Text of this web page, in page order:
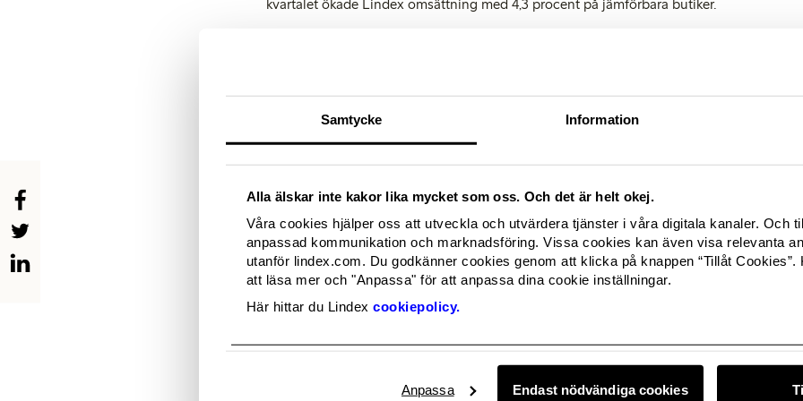
Samtycke Information
Alla älskar inte kakor lika mycket som oss. Och det är helt okej.
Våra cookies hjälper oss att utveckla och utvärdera tjänster i våra digitala kanaler. Och
anpassad kommunikation och marknadsföring. Vissa cookies kan även visa relevanta
utanför lindex.com. Du godkänner cookies genom att klicka på knappen “Tillåt Cookies”.
att läsa mer och "Anpassa" för att anpassa dina cookie inställningar.
Här hittar du Lindex cookiepolicy.
Endast nödvändiga cookies
Anpassa
kvartalet ökade Lindex omsättning med 4,3 procent på jämförbara butiker.
kvitto på att våra kunder uppskattar Lindex
prisvärda mode. Det är riktigt kul att se att våra
tydliggöra våra modekoncept och kollektioner samt
Lindex varumärke visar resultat, säger VD Ingvar
Lindex damsortiment stod för den största försäljningsökningen och Lindex tog
nordiska länderna. Modeföretaget visar en stärkt marginal med en ökad andel
fortsatt god kostnadskontroll.
”Hos oss är kunden alltid i fokus och ska känna sig välkommen, inspirerad och stolt över
utvecklar ständigt vårt erbjudande och står nu inför en händelserik höst med lansering
spännande intiativ som vi hoppas våra kunder kommer uppskatta”, säger Ingvar Larsson.